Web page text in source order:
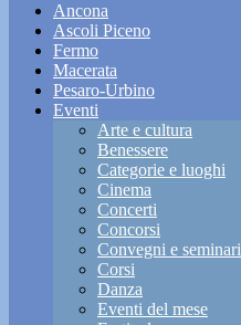
Ancona
Ascoli Piceno
Fermo
Macerata
Pesaro-Urbino
Eventi
Arte e cultura
Benessere
Categorie e luoghi
Cinema
Concerti
Concorsi
Convegni e seminari
Corsi
Danza
Eventi del mese